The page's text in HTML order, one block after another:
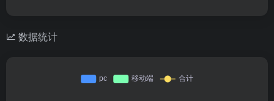
数据统计